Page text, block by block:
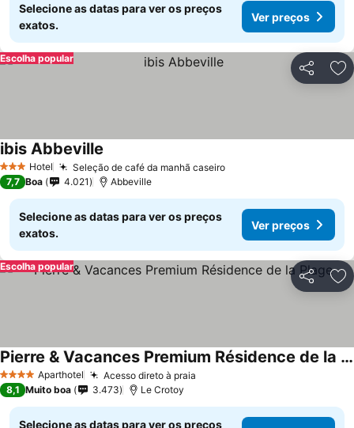
Selecione as datas para ver os preços
exatos.
Ver preços
Partilhar
Escolha popular
3 EstrelasHotel Seleção de café da manhã caseiro
ibis Abbeville
7,7 Boa 4.021 Abbeville
Selecione as datas para ver os preços
exatos.
Ver preços
Partilhar
Escolha popular
4 EstrelasAparthotel Acesso direto à praia
Pierre & Vacances Premium Résidence de la Plage
8,1 Muito boa 3.473 Le Crotoy
Selecione as datas para ver os preços